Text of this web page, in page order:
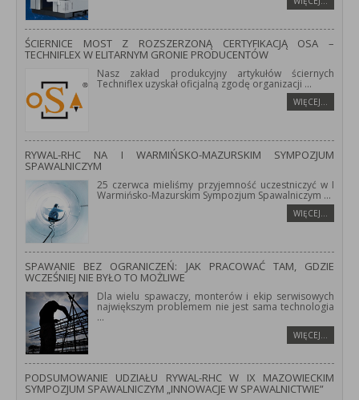
ŚCIERNICE MOST Z ROZSZERZONĄ CERTYFIKACJĄ OSA –
TECHNIFLEX W ELITARNYM GRONIE PRODUCENTÓW
Nasz zakład produkcyjny artykułów ściernych
Techniflex uzyskał oficjalną zgodę organizacji ...
WIĘCEJ…
RYWAL-RHC NA I WARMIŃSKO-MAZURSKIM SYMPOZJUM
SPAWALNICZYM
25 czerwca mieliśmy przyjemność uczestniczyć w I
Warmińsko-Mazurskim Sympozjum Spawalniczym ...
WIĘCEJ…
SPAWANIE BEZ OGRANICZEŃ: JAK PRACOWAĆ TAM, GDZIE
WCZEŚNIEJ NIE BYŁO TO MOŻLIWE
Dla wielu spawaczy, monterów i ekip serwisowych
największym problemem nie jest sama technologia
...
WIĘCEJ…
PODSUMOWANIE UDZIAŁU RYWAL-RHC W IX MAZOWIECKIM
SYMPOZJUM SPAWALNICZYM „INNOWACJE W SPAWALNICTWIE”